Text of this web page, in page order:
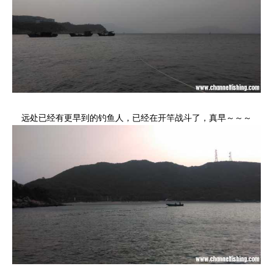
远处已经有更早到的钓鱼人，已经在开竿战斗了，真早～～～